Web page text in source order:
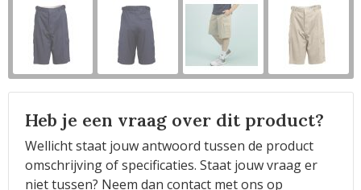
Heb je een vraag over dit product?
Wellicht staat jouw antwoord tussen de product
omschrijving of specificaties. Staat jouw vraag er
niet tussen? Neem dan contact met ons op